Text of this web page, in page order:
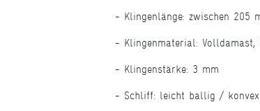
Klingenlänge: zwischen 205
Klingenmaterial: Volldamast,
Klingenstärke: 3 mm
Schliff: leicht ballig / konvex